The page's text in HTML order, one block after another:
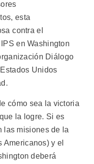
esta
contra el
en Washington
Diálogo
Estados Unidos
cómo sea la victoria
la logre. Si es
las misiones de la
Americanos) y el
deberá